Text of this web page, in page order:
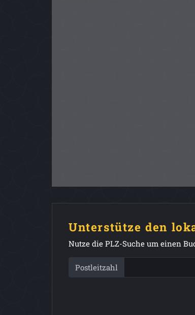
Unterstütze den
Nutze die PLZ-Suche um einen
Postleitzahl